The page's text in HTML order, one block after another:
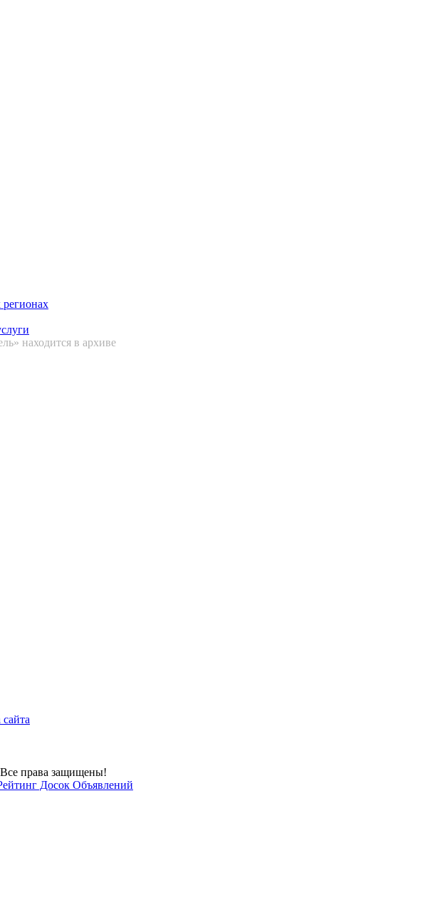
регионах
находится в архиве
права защищены!